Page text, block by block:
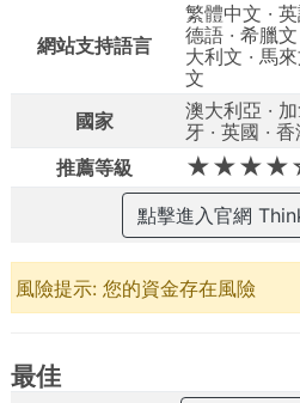
網站支持語言
繁體中文 ·
德語 · 希臘
大利文 · 馬
文
國家
澳大利亞 ·
牙 · 英國 ·
推薦等級
點擊進入官網
風險提示: 您的資金存在風險
最佳